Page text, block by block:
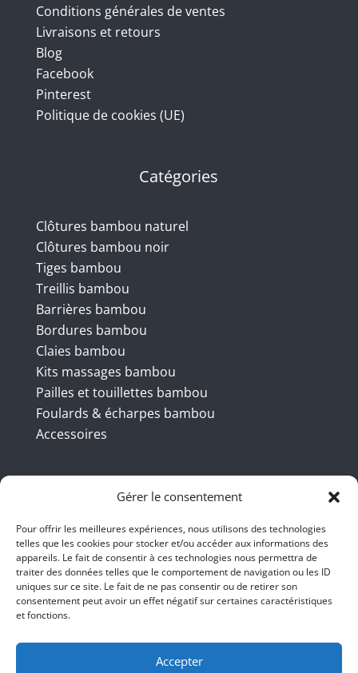
Gérer le consentement
Pour offrir les meilleures expériences, nous utilisons des technologies
telles que les cookies pour stocker et/ou accéder aux informations des
appareils. Le fait de consentir à ces technologies nous permettra de
traiter des données telles que le comportement de navigation ou les ID
uniques sur ce site. Le fait de ne pas consentir ou de retirer son
consentement peut avoir un effet négatif sur certaines caractéristiques
et fonctions.
Accepter
Conditions générales de ventes
Livraisons et retours
Blog
Facebook
Pinterest
Politique de cookies (UE)
Catégories
Clôtures bambou naturel
Clôtures bambou noir
Tiges bambou
Treillis bambou
Barrières bambou
Bordures bambou
Claies bambou
Kits massages bambou
Pailles et touillettes bambou
Foulards & écharpes bambou
Accessoires
Coordonnées
BBB INT LTD – RUE DU BAMBOU.COM
145 rue de la République 95100
Argenteuil
bienvenue@ruedubambou.com